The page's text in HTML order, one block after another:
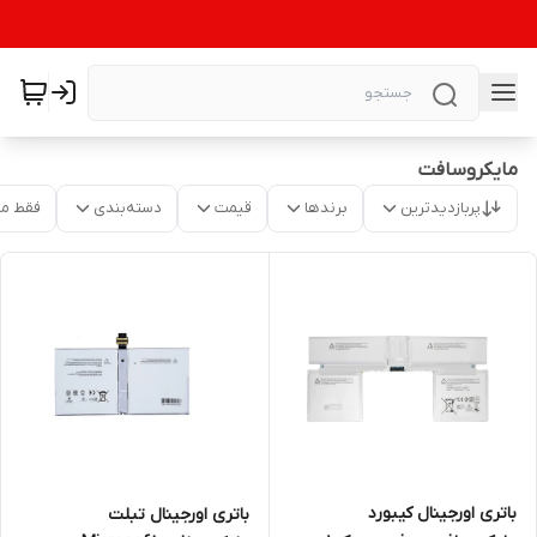
مایکروسافت
پربازدیدترین برندها قیمت دسته‌بندی فقط
باتری اورجینال کیبورد
باتری اورجینال تبلت